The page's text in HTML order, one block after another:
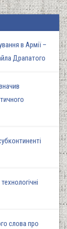
в Армії –
Драпатого
слова про